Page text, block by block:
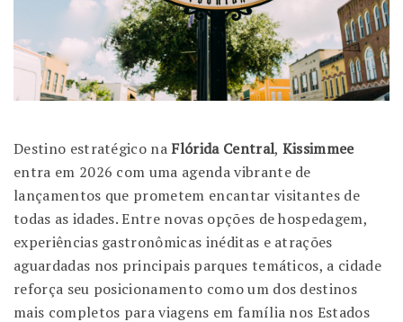
Destino estratégico naFlórida Central, Kissimmee
entra em 2026 com uma agenda vibrante de
lançamentos que prometem encantar visitantes de
todas as idades. Entre novas opções de hospedagem,
experiências gastronômicas inéditas e atrações
aguardadas nos principais parques temáticos, a cidade
reforça seu posicionamento como um dos destinos
mais completos para viagens em família nos Estados